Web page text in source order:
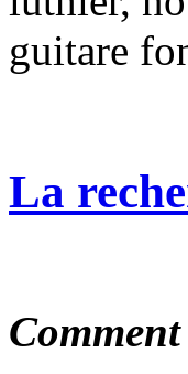
guitare
La